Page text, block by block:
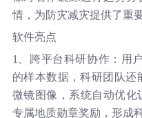
情，为防灾减灾提供了重
软件亮点
1、跨平台科研协作：用
的样本数据，科研团队还
微镜图像，系统自动优
专属地质勋章奖励，形成